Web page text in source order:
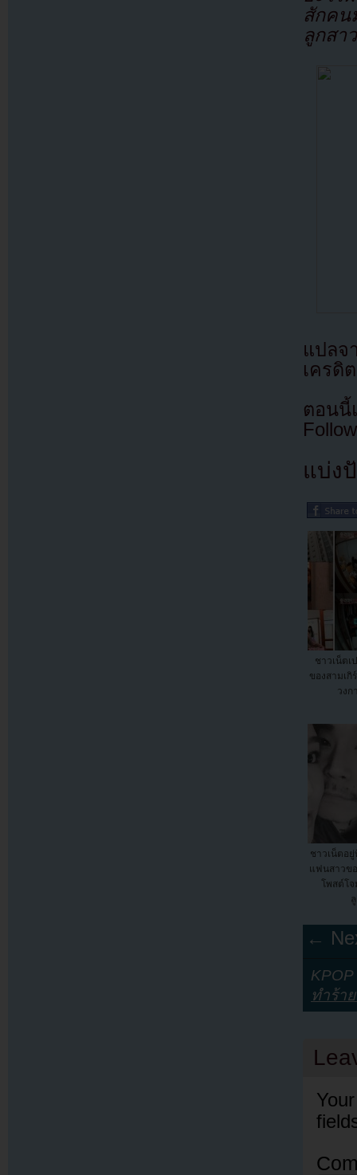
สักคน
ลูกสา
แปล
เครดิ
ตอนนี้
แบ่ง
ชาวเน็ตเ
ของสามเกิ
วงก
ชาวเน็ตอ
แฟนสาวข
โพสต์โจ
←
ทำร้า